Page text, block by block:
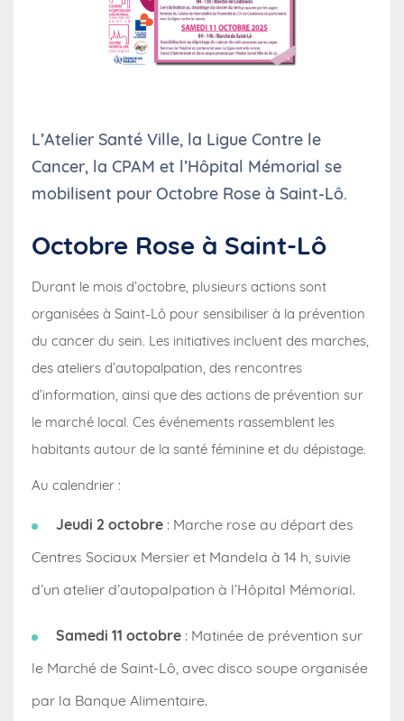
L’Atelier Santé Ville, la Ligue Contre le
Cancer, la CPAM et l’Hôpital Mémorial se
mobilisent pour Octobre Rose à Saint-Lô.
Octobre Rose à Saint-Lô
Durant le mois d’octobre, plusieurs actions sont
organisées à Saint-Lô pour sensibiliser à la prévention
du cancer du sein. Les initiatives incluent des marches,
des ateliers d’autopalpation, des rencontres
d’information, ainsi que des actions de prévention sur
le marché local. Ces événements rassemblent les
habitants autour de la santé féminine et du dépistage.
Au calendrier :
Jeudi 2 octobre : Marche rose au départ des
Centres Sociaux Mersier et Mandela à 14 h, suivie
d’un atelier d’autopalpation à l’Hôpital Mémorial.
Samedi 11 octobre : Matinée de prévention sur
le Marché de Saint-Lô, avec disco soupe organisée
par la Banque Alimentaire.